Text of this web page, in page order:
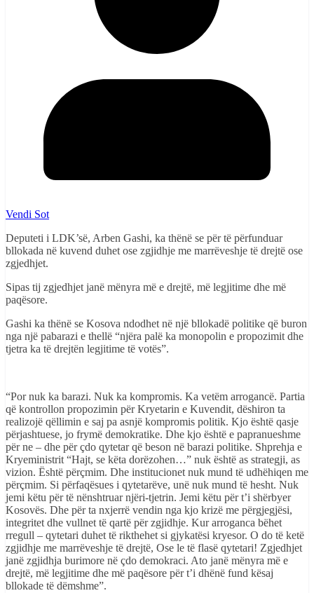
Vendi Sot
Deputeti i LDK’së, Arben Gashi, ka thënë se për të përfunduar
bllokada në kuvend duhet ose zgjidhje me marrëveshje të drejtë ose
zgjedhjet.
Sipas tij zgjedhjet janë mënyra më e drejtë, më legjitime dhe më
paqësore.
Gashi ka thënë se Kosova ndodhet në një bllokadë politike që buron
nga një pabarazi e thellë “njëra palë ka monopolin e propozimit dhe
tjetra ka të drejtën legjitime të votës”.
“Por nuk ka barazi. Nuk ka kompromis. Ka vetëm arrogancë. Partia
që kontrollon propozimin për Kryetarin e Kuvendit, dëshiron ta
realizojë qëllimin e saj pa asnjë kompromis politik. Kjo është qasje
përjashtuese, jo frymë demokratike. Dhe kjo është e papranueshme
për ne – dhe për çdo qytetar që beson në barazi politike. Shprehja e
Kryeministrit “Hajt, se këta dorëzohen…” nuk është as strategji, as
vizion. Është përçmim. Dhe institucionet nuk mund të udhëhiqen me
përçmim. Si përfaqësues i qytetarëve, unë nuk mund të hesht. Nuk
jemi këtu për të nënshtruar njëri-tjetrin. Jemi këtu për t’i shërbyer
Kosovës. Dhe për ta nxjerrë vendin nga kjo krizë me përgjegjësi,
integritet dhe vullnet të qartë për zgjidhje. Kur arroganca bëhet
rregull – qytetari duhet të rikthehet si gjykatësi kryesor. O do të ketë
zgjidhje me marrëveshje të drejtë, Ose le të flasë qytetari! Zgjedhjet
janë zgjidhja burimore në çdo demokraci. Ato janë mënyra më e
drejtë, më legjitime dhe më paqësore për t’i dhënë fund kësaj
bllokade të dëmshme”.